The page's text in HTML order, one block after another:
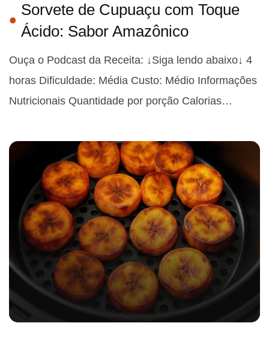
Sorvete de Cupuaçu com Toque
Ácido: Sabor Amazônico
Ouça o Podcast da Receita: ↓Siga lendo abaixo↓ 4
horas Dificuldade: Média Custo: Médio Informações
Nutricionais Quantidade por porção Calorias…